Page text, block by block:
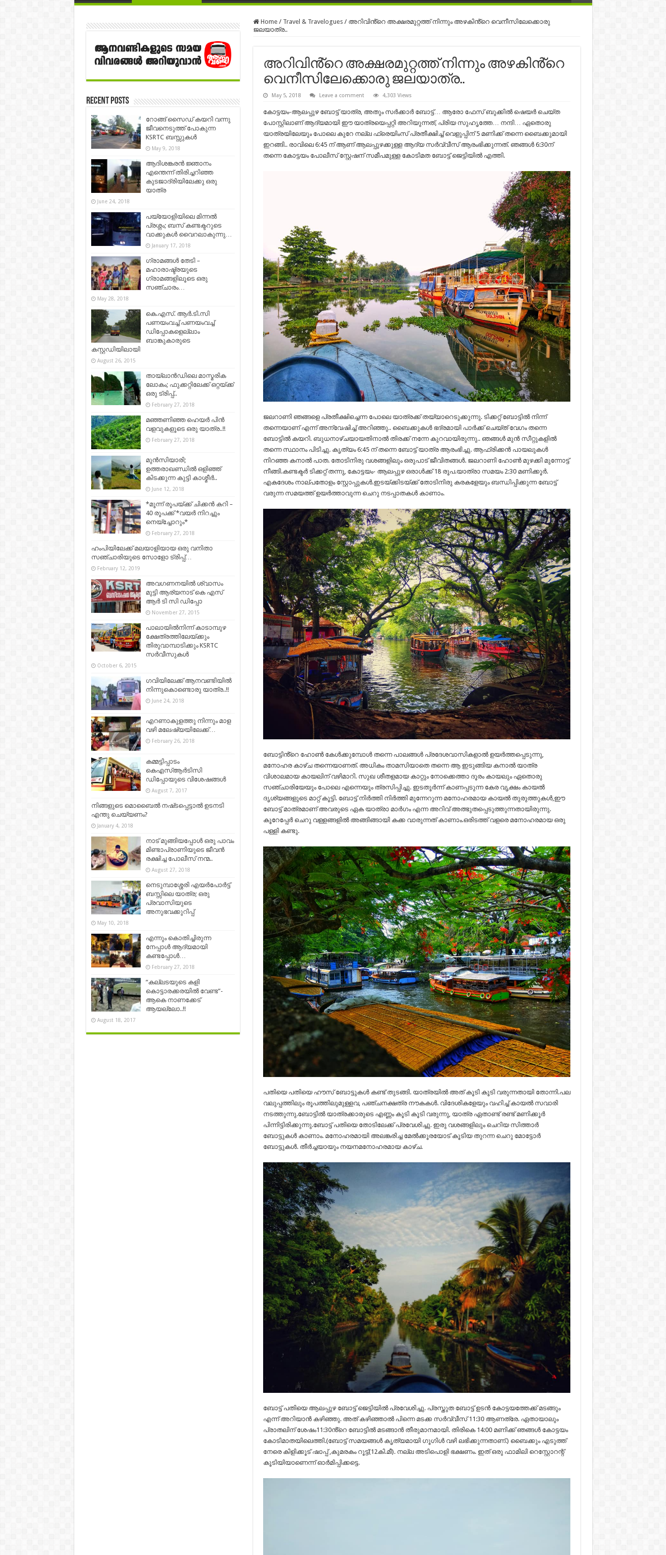
Home / Travel & Travelogues / അറിവിൻ്റെ അക്ഷരമുറ്റത്ത് നിന്നും അഴകിൻ്റെ വെനീസിലേക്കൊരു
ജലയാത്ര..
അറിവിൻ്റെ അക്ഷരമുറ്റത്ത് നിന്നും അഴകിൻ്റെ
വെനീസിലേക്കൊരു ജലയാത്ര..
May 5, 2018 Leave a comment 4,303 Views
കോട്ടയം-ആലപ്പുഴ ബോട്ട് യാത്ര, അതും സർക്കാർ ബോട്ട്… ആരോ ഫേസ് ബുക്കിൽ ഷെയർ ചെയ്ത
പോസ്റ്റിലാണ് ആദ്യമായി ഈ യാത്രയെപ്പറ്റി അറിയുന്നത്, പ്രിയ സുഹൃത്തേ… നന്ദി… ഏതൊരു
യാത്രയിലേയും പോലെ കുറേ നല്ല ഫ്രെയിംസ് പ്രതീക്ഷിച്ച് വെളുപ്പിന് 5 മണിക്ക് തന്നെ ബൈക്കുമായി
ഇറങ്ങി.. രാവിലെ 6:45 ന് ആണ് ആലപ്പുഴക്കുള്ള ആദ്യ സർവ്വീസ് ആരംഭിക്കുന്നത്. ഞങ്ങൾ 6:30ന്
തന്നെ കോട്ടയം പോലീസ് സ്റ്റേഷന് സമീപമുള്ള കോടിമത ബോട്ട് ജെട്ടിയിൽ എത്തി.
ജലറാണി ഞങ്ങളെ പ്രതീക്ഷിച്ചെന്ന പോലെ യാത്രക്ക് തയ്യാറെടുക്കുന്നു. ടിക്കറ്റ് ബോട്ടിൽ നിന്ന്
തന്നെയാണ് എന്ന് അന്വേഷിച്ച് അറിഞ്ഞു.. ബൈക്കുകൾ ഭദ്രമായി പാർക്ക് ചെയ്ത് വേഗം തന്നെ
ബോട്ടിൽ കയറി. ബുധനാഴ്ചയായതിനാൽ തിരക്ക് നന്നേ കുറവായിരുന്നു.. ഞങ്ങൾ മുൻ സീറ്റുകളിൽ
തന്നെ സ്ഥാനം പിടിച്ചു. കൃത്യം 6:45 ന് തന്നെ ബോട്ട് യാത്ര ആരംഭിച്ചു. ആഫ്രിക്കൻ പായലുകൾ
നിറഞ്ഞ കനാൽ പാത. തോടിനിരു വശങ്ങളിലും ഒരുപാട് ജീവിതങ്ങൾ. ജലറാണി ഹോൺ മുഴക്കി മുന്നോട്ട്
നീങ്ങി.കണ്ടക്ടർ ടിക്കറ്റ് തന്നു, കോട്ടയം- ആലപ്പുഴ ഒരാൾക്ക് 18 രൂപ.യാത്രാ സമയം 2:30 മണിക്കൂർ.
എകദേശം നാല്പതോളം സ്റ്റോപ്പുകൾ.ഇടയ്ക്കിടയ്ക്ക് തോടിനിരു കരകളേയും ബന്ധിപ്പിക്കുന്ന ബോട്ട്
വരുന്ന സമയത്ത് ഉയർത്താവുന്ന ചെറു നടപ്പാതകൾ കാണാം.
ബോട്ടിൻ്റെ ഹോൺ കേൾക്കുമ്പോൾ തന്നെ പാലങ്ങൾ പ്രദേശവാസികളാൽ ഉയർത്തപ്പെടുന്നു,
മനോഹര കാഴ്ച തന്നെയാണത്. അധികം താമസിയാതെ തന്നെ ആ ഇടുങ്ങിയ കനാൽ യാത്ര
വിശാലമായ കായലിന് വഴിമാറി. സുഖ ശീതളമായ കാറ്റും നോക്കെത്താ ദൂരം കായലും ഏതൊരു
സഞ്ചാരിയേയും പോലെ എന്നെയും ത്രസിപ്പിച്ചു. ഇടതൂർന്ന് കാണപ്പടുന്ന കേര വൃക്ഷം കായൽ
ദൃശ്യങ്ങളുടെ മാറ്റ് കൂട്ടി. ബോട്ട് നിർത്തി നിർത്തി മുന്നേറുന്ന മനോഹരമായ കായൽ തുരുത്തുകൾ,ഈ
ബോട്ട് മാത്രമാണ് അവരുടെ ഏക യാത്രാ മാർഗം എന്ന അറിവ് അത്ഭുതപ്പെടുത്തുന്നതായിരുന്നു.
കൂറേപ്പേർ ചെറു വള്ളങ്ങളിൽ അങ്ങിങ്ങായി കക്ക വാരുന്നത് കാണാം.ഒരിടത്ത് വളരെ മനോഹരമായ ഒരു
പള്ളി കണ്ടു.
പതിയെ പതിയെ ഹൗസ് ബോട്ടുകൾ കണ്ട് തുടങ്ങി. യാത്രയിൽ അത് കൂടി കൂടി വരുന്നതായി തോന്നി.പല
വലുപ്പത്തിലും രൂപത്തിലുമുള്ളവ, പഞ്ചനക്ഷത്ര നൗകകൾ. വിദേശികളേയും വഹിച്ച് കായൽ സവാരി
നടത്തുന്നു.ബോട്ടിൽ യാത്രക്കാരുടെ എണ്ണം കൂടി കൂടി വരുന്നു, യാത്ര ഏതാണ്ട് രണ്ട് മണിക്കൂർ
പിന്നിട്ടിരിക്കുന്നു.ബോട്ട് പതിയെ തോടിലേക്ക് പ്രവേശിച്ചു. ഇരു വശങ്ങളിലും ചെറിയ സിത്താർ
ബോട്ടുകൾ കാണാം. മനോഹരമായി അലങ്കരിച്ച മേൽക്കൂരയോട് കൂടിയ തുറന്ന ചെറു മോട്ടോർ
ബോട്ടുകൾ. തീർച്ചയായും നയനമനോഹരമായ കാഴ്ച.
ബോട്ട് പതിയെ ആലപ്പുഴ ബോട്ട് ജെട്ടിയിൽ പ്രവേശിച്ചു. പ്രസ്തുത ബോട്ട് ഉടൻ കോട്ടയത്തേക്ക് മടങ്ങും
എന്ന് അറിയാൻ കഴിഞ്ഞു. അത് കഴിഞ്ഞാൽ പിന്നെ മടക്ക സർവ്വീസ് 11:30 ആണത്രേ. ഏതായാലും
പ്രാതലിന് ശേഷം11:30ൻ്റെ ബോട്ടിൽ മടങ്ങാൻ തീരുമാനമായി. തിരികെ 14:00 മണിക്ക് ഞങ്ങൾ കോട്ടയം
കോടിമാതയിലെത്തി.(ബോട്ട് സമയങ്ങൾ കൃത്യമായി ഗൂഗിൾ വഴി ലഭിക്കുന്നതാണ്.) ബൈക്കും എടുത്ത്
നേരെ കിളിക്കൂട് ഷാപ്പ് ,കുമരകം റൂട്ട്(12കി.മീ). നല്ല അടിപൊളി ഭക്ഷണം. ഇത് ഒരു ഫാമിലി റെസ്റ്റോറന്റ്
കൂടിയിയാണെന്ന് ഓർമിപ്പിക്കട്ടെ.
Recent Posts
റോങ്ങ്‌ സൈഡ് കയറി വന്നു
ജീവനെടുത്ത് പോകുന്ന
KSRTC ബസ്സുകള്‍
May 9, 2018
ആദിശങ്കരൻ ജ്ഞാനം
എന്തെന്ന് തിരിച്ചറിഞ്ഞ
കുടജാദ്രിയിലേക്കു ഒരു
യാത്ര
June 24, 2018
പയ്യോളിയിലെ മിന്നല്‍
പ്രശ്നം; ബസ് കണ്ടക്ടറുടെ
വാക്കുകള്‍ വൈറലാകുന്നു…
January 17, 2018
ഗ്രാമങ്ങൾ തേടി –
മഹാരാഷ്ട്രയുടെ
ഗ്രാമങ്ങളിലൂടെ ഒരു
സഞ്ചാരം…
May 28, 2018
കെ.എസ്. ആർ.ടി.സി
പണയംവച്ച് പണയംവച്ച്
ഡിപ്പോകളെല്ലാം
ബാങ്കുകാരുടെ
കസ്റ്റഡിയിലായി
August 26, 2015
തായ്ലാന്‍ഡിലെ മാസ്മരിക
ലോകം; ഫുക്കറ്റിലേക്ക് ഒറ്റയ്ക്ക്
ഒരു ട്രിപ്പ്‌..
February 27, 2018
മഞ്ഞണിഞ്ഞ ഹെയർ പിൻ
വളവുകളൂടെ ഒരു യാത്ര..!!
February 27, 2018
മുൻസിയാരി;
ഉത്തരാഖണ്ഡിൽ ഒളിഞ്ഞ്
കിടക്കുന്ന കുട്ടി കാശ്മീർ..
June 12, 2018
*മൂന്ന് രൂപയ്ക്ക് ചിക്കൻ കറി –
40 രൂപക്ക് *വയർ നിറച്ചും
നെയ്‌ച്ചോറും*
February 27, 2018
ഹംപിയിലേക്ക് മലയാളിയായ ഒരു വനിതാ
സഞ്ചാരിയുടെ സോളോ ട്രിപ്പ്…
February 12, 2019
അവഗണനയില്‍ ശ്വാസം
മുട്ടി ആര്യനാട് കെ എസ്
ആര്‍ ടി സി ഡിപ്പോ
November 27, 2015
പാലായില്‍നിന്ന് കാടാമ്പുഴ
ക്ഷേത്രത്തിലേയ്ക്കും
തിരുവാമ്പാടിക്കും KSRTC
സര്‍വീസുകള്‍
October 6, 2015
ഗവിയിലേക്ക് ആനവണ്ടിയിൽ
നിന്നുകൊണ്ടൊരു യാത്ര..!!
June 24, 2018
എറണാകുളത്തു നിന്നും മാള
വഴി മലേഷ്യയിലേക്ക്…
February 26, 2018
കമ്മട്ടിപ്പാടം
കെഎസ്ആർടിസി
ഡിപ്പോയുടെ വിശേഷങ്ങൾ
August 7, 2017
നിങ്ങളുടെ മൊബൈല്‍ നഷ്‌ടപ്പെട്ടാല്‍ ഉടനടി
എന്തു ചെയ്യണം?
January 4, 2018
നാട് മുങ്ങിയപ്പോൾ ഒരു പാവം
മിണ്ടാപ്രാണിയുടെ ജീവൻ
രക്ഷിച്ച പോലീസ് നന്മ..
August 27, 2018
നെടുമ്പാശ്ശേരി എയര്‍പോര്‍ട്ട്
ബസ്സിലെ യാത്ര; ഒരു
പ്രവാസിയുടെ
അനുഭവക്കുറിപ്പ്
May 10, 2018
എന്നും കൊതിച്ചിരുന്ന
നേപ്പാള്‍ ആദ്യമായി
കണ്ടപ്പോള്‍…
February 27, 2018
“കല്ലടയുടെ കളി
കൊട്ടാരക്കരയിൽ വേണ്ട”-
ആകെ നാണക്കേട്
ആയല്ലോ..!!
August 18, 2017